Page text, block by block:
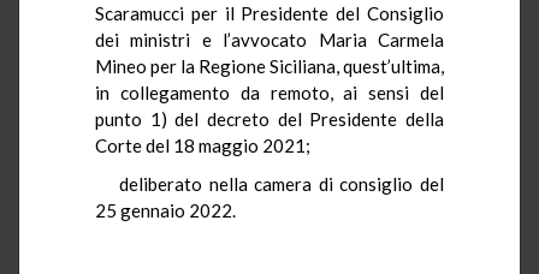
Scaramucci per il Presidente del Consiglio
dei ministri e l’avvocato Maria Carmela
Mineo per la Regione Siciliana, quest’ultima,
in collegamento da remoto, ai sensi del
punto 1) del decreto del Presidente della
Corte del 18 maggio 2021;
deliberato nella camera di consiglio del
25 gennaio 2022.